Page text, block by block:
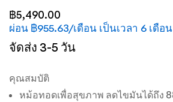
the
gallery
฿5,490.00
ผ่อน ฿955.63/เดือน เป็นเวลา 6 เดือน
จัดส่ง 3-5 วัน
คุณสมบัติ
หม้อทอดเพื่อสุขภาพ ลดไขมันได้ถึง